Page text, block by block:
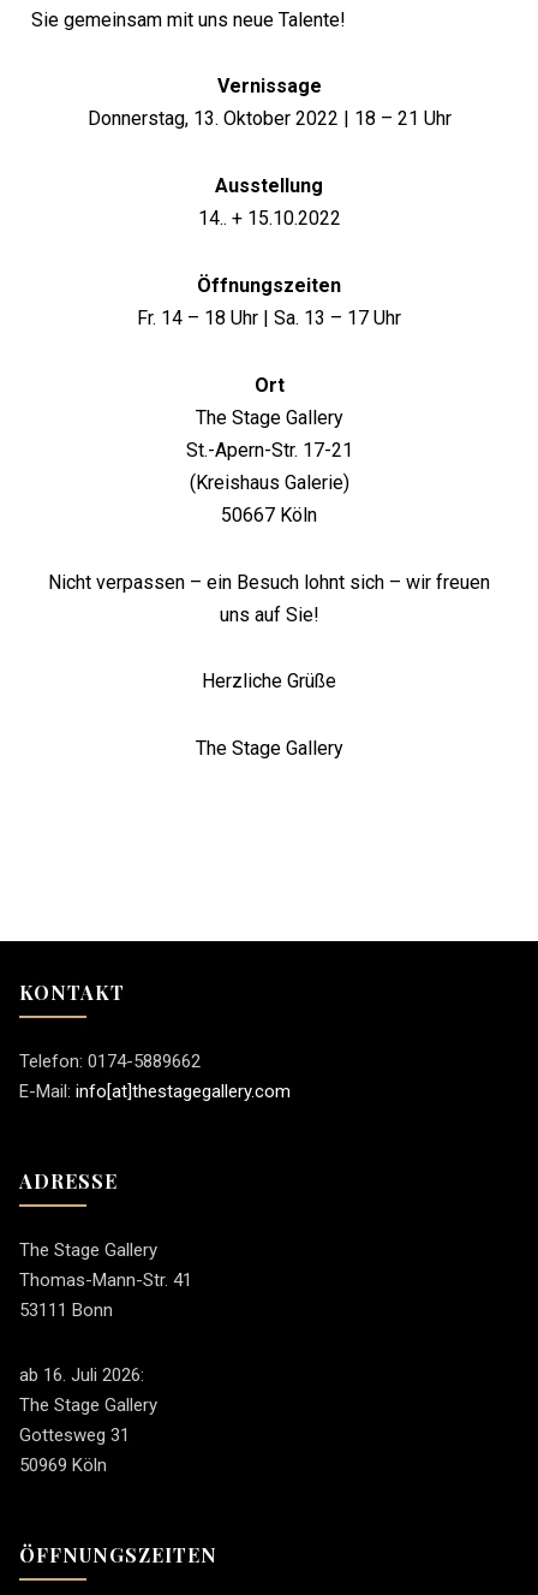
Sie gemeinsam mit uns neue Talente!
Vernissage
Donnerstag, 13. Oktober 2022 | 18 – 21 Uhr
Ausstellung
14.. + 15.10.2022
Öffnungszeiten
Fr. 14 – 18 Uhr | Sa. 13 – 17 Uhr
Ort
The Stage Gallery
St.-Apern-Str. 17-21
(Kreishaus Galerie)
50667 Köln
Nicht verpassen – ein Besuch lohnt sich – wir freuen
uns auf Sie!
Herzliche Grüße
The Stage Gallery
KONTAKT
Telefon: 0174-5889662
E-Mail: info[at]thestagegallery.com
ADRESSE
The Stage Gallery
Thomas-Mann-Str. 41
53111 Bonn
ab 16. Juli 2026:
The Stage Gallery
Gottesweg 31
50969 Köln
ÖFFNUNGSZEITEN